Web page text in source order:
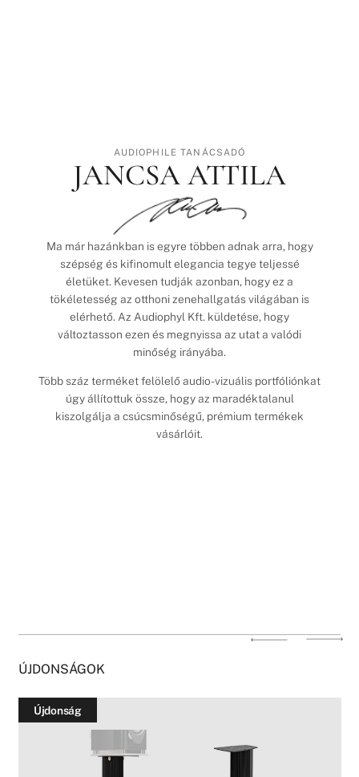
AUDIOPHILE TANÁCSADÓ
JANCSA ATTILA
Ma már hazánkban is egyre többen adnak arra, hogy
szépség és kifinomult elegancia tegye teljessé
életüket. Kevesen tudják azonban, hogy ez a
tökéletesség az otthoni zenehallgatás világában is
elérhető. Az Audiophyl Kft. küldetése, hogy
változtasson ezen és megnyissa az utat a valódi
minőség irányába.
Több száz terméket felölelő audio-vizuális portfóliónkat
úgy állítottuk össze, hogy az maradéktalanul
kiszolgálja a csúcsminőségű, prémium termékek
vásárlóit.
ÚJDONSÁGOK
Újdonság